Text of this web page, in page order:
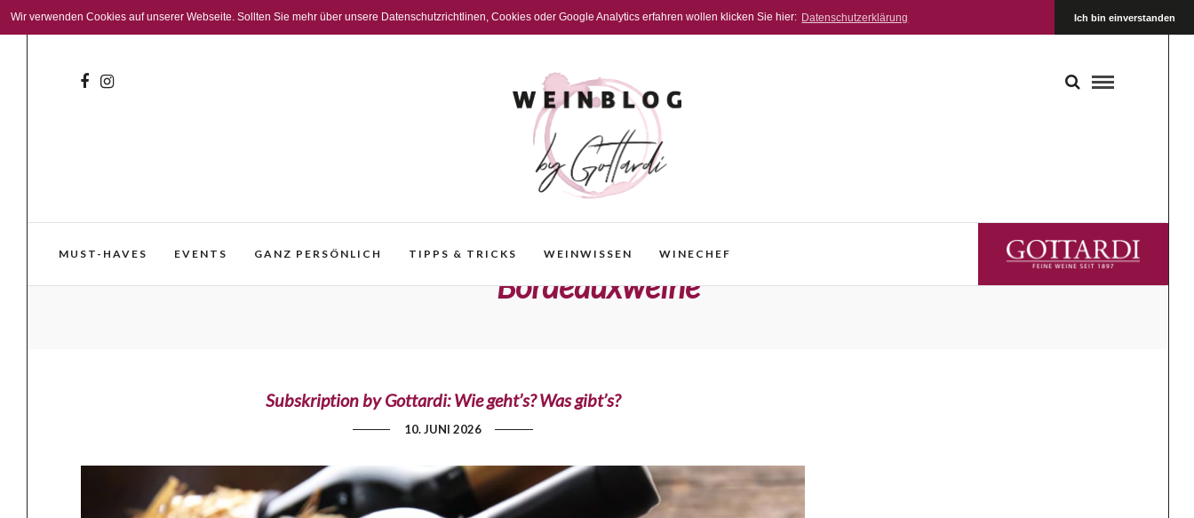
Wir verwenden Cookies auf unserer Webseite. Sollten Sie mehr über unsere Datenschutzrichtlinen, Cookies oder Google Analytics erfahren wollen klicken Sie hier: Datenschutzerklärung Ich bin einverstanden
MUST-HAVES EVENTS GANZ PERSÖNLICH TIPPS & TRICKS WEINWISSEN WINECHEF GOTTARDI FEINE WEINE
Bordeauxweine
Subskription by Gottardi: Wie geht’s? Was gibt’s?
10. JUNI 2026